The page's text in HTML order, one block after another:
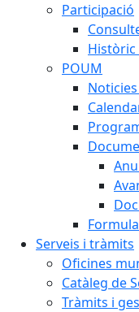
Participació
Històric
POUM
Serveis i tràmits
Oficines
Catàleg de
Tràmits i